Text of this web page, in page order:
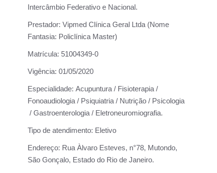
Intercâmbio Federativo e Nacional.
Prestador: Vipmed Clínica Geral Ltda (Nome
Fantasia: Policlínica Master)
Matrícula: 51004349-0
Vigência: 01/05/2020
Especialidade: Acupuntura / Fisioterapia /
Fonoaudiologia / Psiquiatria / Nutrição / Psicologia
/ Gastroenterologia / Eletroneuromiografia.
Tipo de atendimento: Eletivo
Endereço: Rua Àlvaro Esteves, n°78, Mutondo,
São Gonçalo, Estado do Rio de Janeiro.